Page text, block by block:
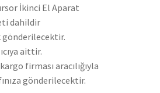
İkinci El Aparat
dahildir
gönderilecektir.
aittir.
firması aracılığıyla
gönderilecektir.